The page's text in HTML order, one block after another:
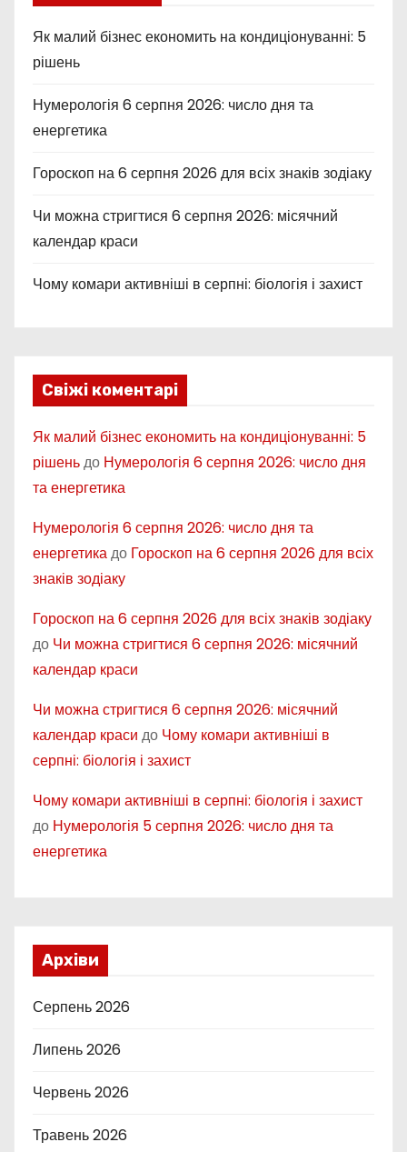
Як малий бізнес економить на кондиціонуванні: 5
рішень
Нумерологія 6 серпня 2026: число дня та
енергетика
Гороскоп на 6 серпня 2026 для всіх знаків зодіаку
Чи можна стригтися 6 серпня 2026: місячний
календар краси
Чому комари активніші в серпні: біологія і захист
Свіжі коментарі
Як малий бізнес економить на кондиціонуванні: 5
рішеньдо Нумерологія 6 серпня 2026: число дня
та енергетика
Нумерологія 6 серпня 2026: число дня та
енергетикадо Гороскоп на 6 серпня 2026 для всіх
знаків зодіаку
Гороскоп на 6 серпня 2026 для всіх знаків зодіаку
до Чи можна стригтися 6 серпня 2026: місячний
календар краси
Чи можна стригтися 6 серпня 2026: місячний
календар краси до Чому комари активніші в
серпні: біологія і захист
Чому комари активніші в серпні: біологія і захист
до Нумерологія 5 серпня 2026: число дня та
енергетика
Архіви
Серпень 2026
Липень 2026
Червень 2026
Травень 2026